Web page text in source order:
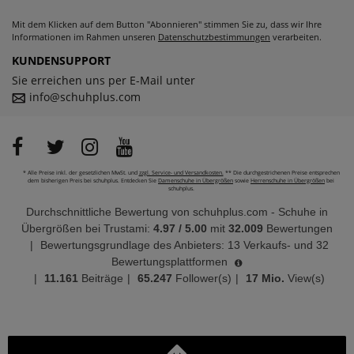
Mit dem Klicken auf dem Button "Abonnieren" stimmen Sie zu, dass wir Ihre
Informationen im Rahmen unseren Datenschutzbestimmungen verarbeiten.
KUNDENSUPPORT
Sie erreichen uns per E-Mail unter
info@schuhplus.com
* Alle Preise inkl. der gesetzlichen MwSt. und zzgl. Service- und Versandkosten.** Die durchgestrichenen Preise entsprechen
dem bisherigen Preis bei schuhplus. Entdecken Sie Damenschuhe in Übergrößen sowie Herrenschuhe in Übergrößen bei
schuhplus.
Durchschnittliche Bewertung von schuhplus.com - Schuhe in
Übergrößen bei Trustami: 4.97 / 5.00 mit 32.009 Bewertungen
|
Bewertungsgrundlage des Anbieters: 13 Verkaufs- und 32
Bewertungsplattformen
|
11.161 Beiträge | 65.247 Follower(s) | 17 Mio. View(s)